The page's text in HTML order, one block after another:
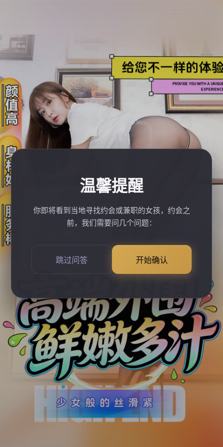
温馨提醒
你即将看到当地寻找约会或兼职的女孩，约会之
前，我们需要问几个问题：
跳过问答 开始确认